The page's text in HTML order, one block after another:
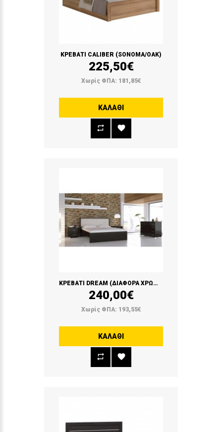
ΚΡΕΒΑΤΙ CALIBER (SONOMA/OAK)
225,50€
Χωρίς ΦΠΑ: 181,85€
ΚΑΛΆΘΙ
ΚΡΕΒΑΤΙ DREAM (ΔΙΑΦΟΡΑ ΧΡΩΜΑΤΑ)
240,00€
Χωρίς ΦΠΑ: 193,55€
ΚΑΛΆΘΙ